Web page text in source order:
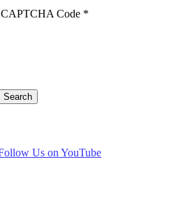
CAPTCHA Code *